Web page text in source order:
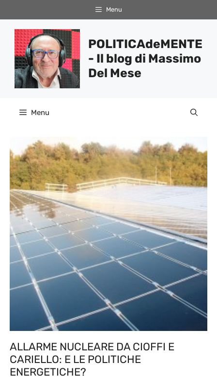
al
contenuto
Menu
POLITICAdeMENTE
- Il blog di Massimo
Del Mese
Menu
ALLARME NUCLEARE DA CIOFFI E
CARIELLO: E LE POLITICHE
ENERGETICHE?